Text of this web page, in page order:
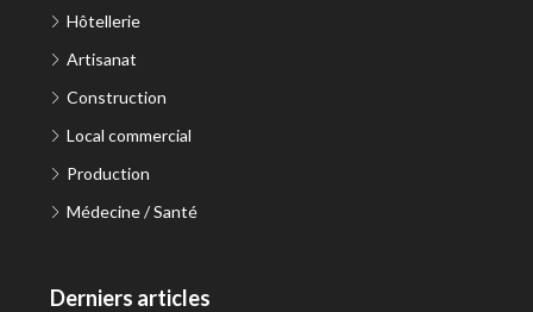
Hôtellerie
Artisanat
Construction
Local commercial
Production
Médecine / Santé
Derniers articles